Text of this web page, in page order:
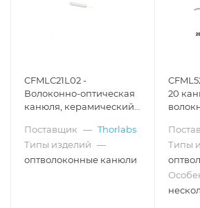
CFMLC21L02 -
Волоконно-оптическая
канюля, керамический
диаметр сердцевины
Ø105 мкм, числовая
апертура 0.22, длина
Поставщик — Thorlabs
Типы изделий —
оптволоконные канюли
20
Ø200
Типы